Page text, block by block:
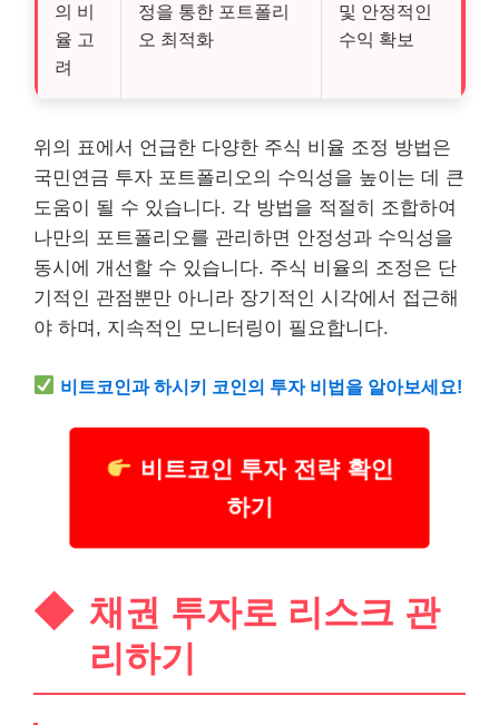
의 비
율 고
려
정을 통한 포트폴리
오 최적화
및 안정적인
수익 확보
위의 표에서 언급한 다양한 주식 비율 조정 방법은
국민연금 투자 포트폴리오의 수익성을 높이는 데 큰
도움이 될 수 있습니다. 각 방법을 적절히 조합하여
나만의 포트폴리오를 관리하면 안정성과 수익성을
동시에 개선할 수 있습니다. 주식 비율의 조정은 단
기적인 관점뿐만 아니라 장기적인 시각에서 접근해
야 하며, 지속적인 모니터링이 필요합니다.
비트코인과 하시키 코인의 투자 비법을 알아보세요!
비트코인 투자 전략 확인
하기
채권 투자로 리스크 관
리하기